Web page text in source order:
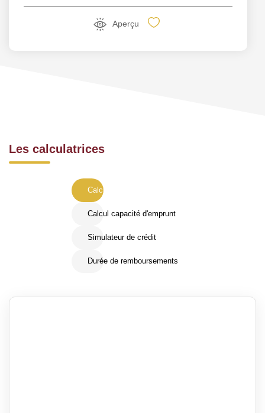
Aperçu
Les calculatrices
Calcul Frais de notaire
Calcul capacité d'emprunt
Simulateur de crédit
Durée de remboursements